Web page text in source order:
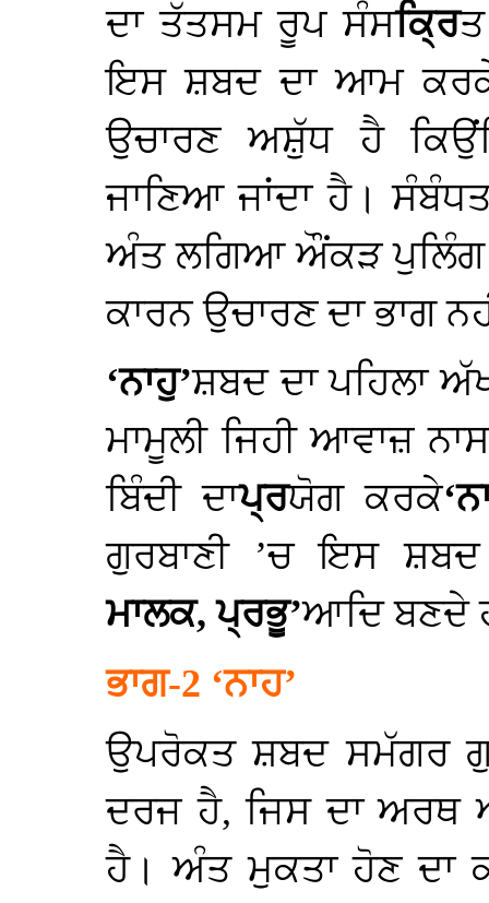
ਦਾ ਤੱਤਸਮ ਰੂਪ ਸੰਸਕ੍ਰਿ
ਇਸ ਸ਼ਬਦ ਦਾ ਆਮ
ਉਚਾਰਣ ਅਸ਼ੁੱਧ ਹੈ
ਜਾਣਿਆ ਜਾਂਦਾ ਹੈ।
ਅੰਤ ਲਗਿਆ ਔਂਕੜ
ਕਾਰਨ ਉਚਾਰਣ ਦਾ ਭਾਗ
‘ਨਾਹੁ’ਸ਼ਬਦ ਦਾ ਪਹਿਲਾ
ਮਾਮੂਲੀ ਜਿਹੀ ਆਵਾਜ਼
ਬਿੰਦੀ ਦਾਪ੍ਰਯੋਗ ਕਰਕੇ
ਗੁਰਬਾਣੀ ’ਚ ਇਸ
ਮਾਲਕ, ਪ੍ਰਭੂ’ਆਦਿ ਬਣਦੇ
ਭਾਗ-2 ‘ਨਾਹ’
ਉਪਰੋਕਤ ਸ਼ਬਦ ਸਮੱਗਰ
ਦਰਜ ਹੈ, ਜਿਸ ਦਾ ਅਰਥ
ਹੈ। ਅੰਤ ਮੁਕਤਾ ਹੋਣ ਦਾ